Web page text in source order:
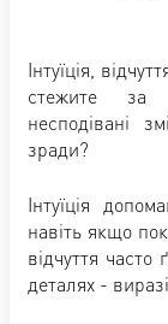
Інтуїція,
стежите за
несподівані
зради?
Інтуїція
навіть якщо
відчуття часто
деталях -